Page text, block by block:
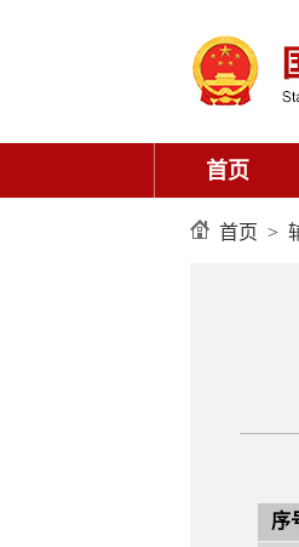
首页
首页 >
序